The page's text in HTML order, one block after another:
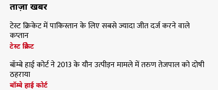
ताज़ा खबरें
टेस्ट क्रिकेट में पाकिस्तान के लिए सबसे ज्यादा जीत दर्ज करने वाले
कप्तान
टेस्ट क्रिकेट
बॉम्बे हाई कोर्ट ने 2013 के यौन उत्पीड़न मामले में तरुण तेजपाल को दोषी
ठहराया
बॉम्बे हाई कोर्ट